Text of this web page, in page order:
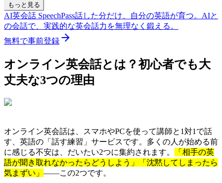
もっと見る
AI英会話 SpeechPass話した分だけ、自分の英語が育つ。 AIと
の会話で、実践的な英会話力を無理なく鍛える。
無料で事前登録
オンライン英会話とは？初心者でも大
丈夫な3つの理由
オンライン英会話は、スマホやPCを使って講師と1対1で話
す、英語の「話す練習」サービスです。多くの人が始める前
に感じる不安は、だいたい2つに集約されます。
「相手の英
語が聞き取れなかったらどうしよう」「沈黙してしまったら
気まずい」 ——この2つです。